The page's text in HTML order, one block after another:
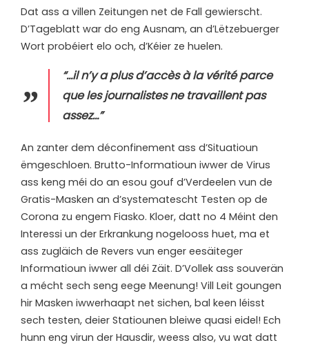
Dat ass a villen Zeitungen net de Fall gewierscht.
D’Tageblatt war do eng Ausnam, an d’Lëtzebuerger
Wort probéiert elo och, d’Kéier ze huelen.
“…il n’y a plus d’accès à la vérité parce
que les journalistes ne travaillent pas
assez…”
An zanter dem déconfinement ass d’Situatioun
ëmgeschloen. Brutto-Informatioun iwwer de Virus
ass keng méi do an esou gouf d’Verdeelen vun de
Gratis-Masken an d’systematescht Testen op de
Corona zu engem Fiasko. Kloer, datt no 4 Méint den
Interessi un der Erkrankung nogelooss huet, ma et
ass zugläich de Revers vun enger eesäiteger
Informatioun iwwer all déi Zäit. D’Vollek ass souverän
a mécht sech seng eege Meenung! Vill Leit goungen
hir Masken iwwerhaapt net sichen, bal keen léisst
sech testen, deier Statiounen bleiwe quasi eidel! Ech
hunn eng virun der Hausdir, weess also, vu wat datt